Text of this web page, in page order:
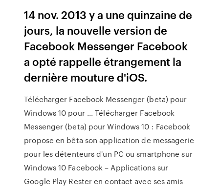
14 nov. 2013 y a une quinzaine de
jours, la nouvelle version de
Facebook Messenger Facebook
a opté rappelle étrangement la
dernière mouture d'iOS.
Télécharger Facebook Messenger (beta) pour
Windows 10 pour ... Télécharger Facebook
Messenger (beta) pour Windows 10 : Facebook
propose en bêta son application de messagerie
pour les détenteurs d'un PC ou smartphone sur
Windows 10 Facebook – Applications sur
Google Play Rester en contact avec ses amis